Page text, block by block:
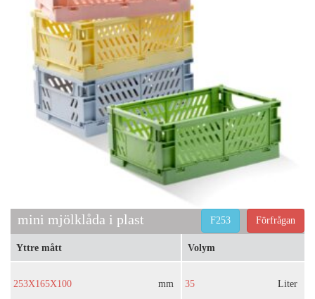
mini mjölklåda i plast Förfrågan
F253
Yttre mått
253X165X100 mm
Volym
35 Liter